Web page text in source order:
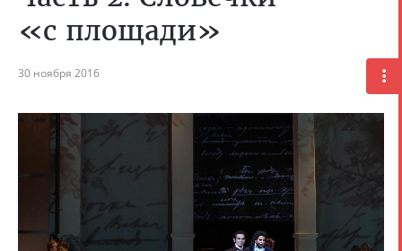
«с площади»
30 ноября 2016